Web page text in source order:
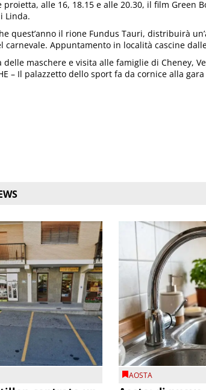
proietta, alle 16, 18.15 e alle 20.30, il film Green
Linda.
quest’anno il rione Fundus Tauri, distribuirà
carnevale. Appuntamento in località cascine
delle maschere e visita alle famiglie di Cheney,
– Il palazzetto dello sport fa da cornice alla
AOSTA